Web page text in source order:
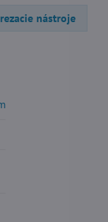
rezacie nástroje